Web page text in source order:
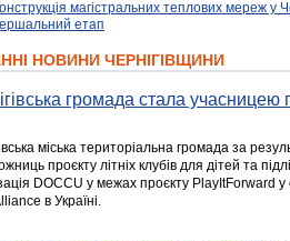
магістральних теплових мереж у
етап
НОВИНИ ЧЕРНІГІВЩИНИ
громада стала учасницею
міська територіальна громада за
проєкту літніх клубів для дітей та
DOCCU у межах проєкту PlayItForward
в Україні.